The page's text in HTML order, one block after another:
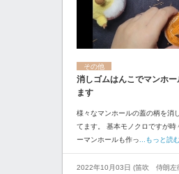
その他
消しゴムはんこでマンホ
ます
様々なマンホールの蓋の柄を消
てます。 基本モノクロですが時
ーマンホールも作っ ...もっと読
2022年10月03日 (笛吹 侍朗左